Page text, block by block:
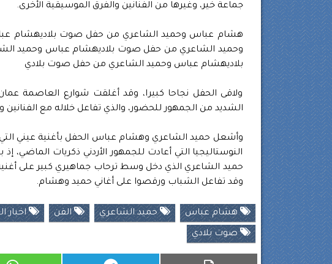
جماعة خير، وغيرها من الفنانين والفرق الموسيقية الأخرى.
هشام عباس وحميد الشاعري من حفل صوت بلاديهشام
وحميد الشاعري من حفل صوت بلاديهشام عباس وحميد
بلاديهشام عباس وحميد الشاعري من حفل صوت بلادي
ولاقى الحفل نجاحا كبيرا، وقد أغلقت شوارع العاصمة
الشديد من الجمهور للحضور، والذي تفاعل خلاله مع الفنانين
وأشعل حميد الشاعري وهشام عباس الحفل بأغنية عيني
النوستاليجيا التي أعادت للجمهور الأردني ذكريات الماضي،
حميد الشاعري الذي دخل وسط ترحاب جماهيري كبير على
وقد تفاعل الشباب ورقصوا على أغاني حميد وهشام.
هشام عباس حميد الشاعري الفن اخبار
صوت بلادي